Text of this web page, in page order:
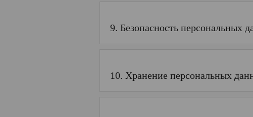
9. Безопасность персональных
10. Хранение персональных